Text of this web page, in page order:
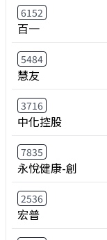
6152
百一
5484
慧友
3716
中化控股
7835
永悅健康-創
2536
宏普